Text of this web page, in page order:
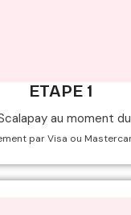
ETAPE 1
au moment
par Visa ou